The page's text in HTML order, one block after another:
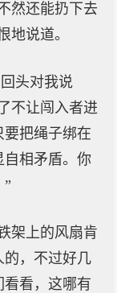
然还能扔下去
地说道。
头对我说
不让闯入者进
把绳子绑在
自相矛盾。你
架上的风扇肯
的，不过好几
看看，这哪有